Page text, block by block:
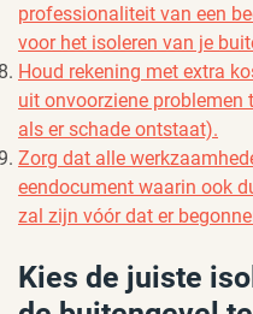
professionaliteit van een
voor het isoleren van je
Houd rekening met extra
uit onvoorziene problemen
als er schade ontstaat).
Zorg dat alle
eendocument waarin ook
zal zijn vóór dat er
Kies de juiste